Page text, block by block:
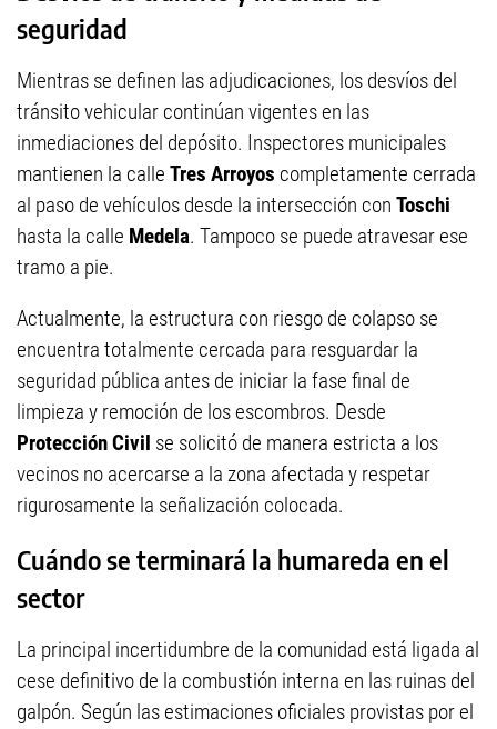
seguridad
Mientras se definen las adjudicaciones, los desvíos del
tránsito vehicular continúan vigentes en las
inmediaciones del depósito. Inspectores municipales
mantienen la calle Tres Arroyos completamente cerrada
al paso de vehículos desde la intersección con Toschi
hasta la calle Medela. Tampoco se puede atravesar ese
tramo a pie.
Actualmente, la estructura con riesgo de colapso se
encuentra totalmente cercada para resguardar la
seguridad pública antes de iniciar la fase final de
limpieza y remoción de los escombros. Desde
Protección Civil se solicitó de manera estricta a los
vecinos no acercarse a la zona afectada y respetar
rigurosamente la señalización colocada.
Cuándo se terminará la humareda en el
sector
La principal incertidumbre de la comunidad está ligada al
cese definitivo de la combustión interna en las ruinas del
galpón. Según las estimaciones oficiales provistas por el